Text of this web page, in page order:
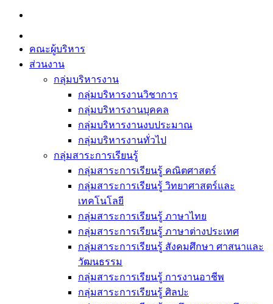
Skip
content
คณะผู้บริหาร
ส่วนงาน
กลุ่มบริหารงาน
กลุ่มบริหารงานวิชาการ
กลุ่มบริหารงานบุคคล
กลุ่มบริหารงานงบประมาณ
กลุ่มบริหารงานทั่วไป
กลุ่มสาระการเรียนรู้
กลุ่มสาระการเรียนรู้ คณิตศาสตร์
กลุ่มสาระการเรียนรู้ วิทยาศาสตร์และ
เทคโนโลยี
กลุ่มสาระการเรียนรู้ ภาษาไทย
กลุ่มสาระการเรียนรู้ ภาษาต่างประเทศ
กลุ่มสาระการเรียนรู้ สังคมศึกษา ศาสนาและ
วัฒนธรรม
กลุ่มสาระการเรียนรู้ การงานอาชีพ
กลุ่มสาระการเรียนรู้ ศิลปะ